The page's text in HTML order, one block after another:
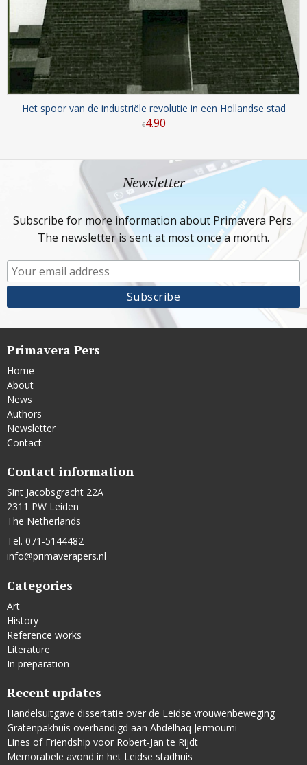
Het spoor van de industriële revolutie in een Hollandse stad
€4.90
Newsletter
Subscribe for more information about Primavera Pers.
The newsletter is sent at most once a month.
Primavera Pers
Home
About
News
Authors
Newsletter
Contact
Contact information
Sint Jacobsgracht 22A
2311 PW Leiden
The Netherlands
Tel. 071-5144482
info@primaverapers.nl
Categories
Art
History
Reference works
Literature
In preparation
Recent updates
Handelsuitgave dissertatie over de Leidse vrouwenbeweging
Gratenpakhuis overhandigd aan Abdelhaq Jermoumi
Lines of Friendship voor Robert-Jan te Rijdt
Memorabele avond in het Leidse stadhuis